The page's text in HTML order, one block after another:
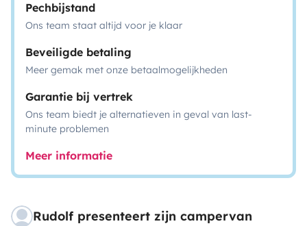
Pechbijstand
Ons team staat altijd voor je klaar
Beveiligde betaling
Meer gemak met onze betaalmogelijkheden
Garantie bij vertrek
Ons team biedt je alternatieven in geval van last-
minute problemen
Meer informatie
Rudolf presenteert zijn campervan